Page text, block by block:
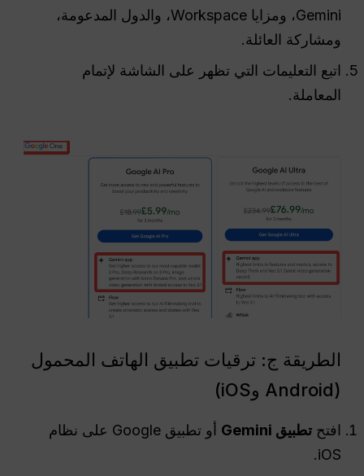
Gemini، ومزايا Workspace، والدول المدعومة،
ومشاركة العائلة.
اتبع التعليمات التي تظهر على الشاشة لإتمام
المعاملة.
الطريقة ج: ترقيات تطبيق الهاتف المحمول
(Android وiOS)
افتحتطبيق Gemini
أو تطبيق Google على نظام
iOS.